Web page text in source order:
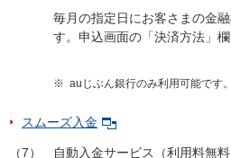
毎月の指定日にお客さまの金
す。申込画面の「決済方法」欄
※ auじぶん銀行のみ利用可能です。
スムーズ入金
（7） 自動入金サービス（利用料無料